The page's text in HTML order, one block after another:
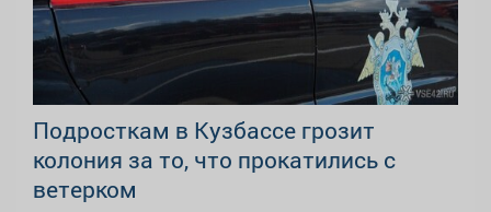
Подросткам в Кузбассе грозит
колония за то, что прокатились с
ветерком